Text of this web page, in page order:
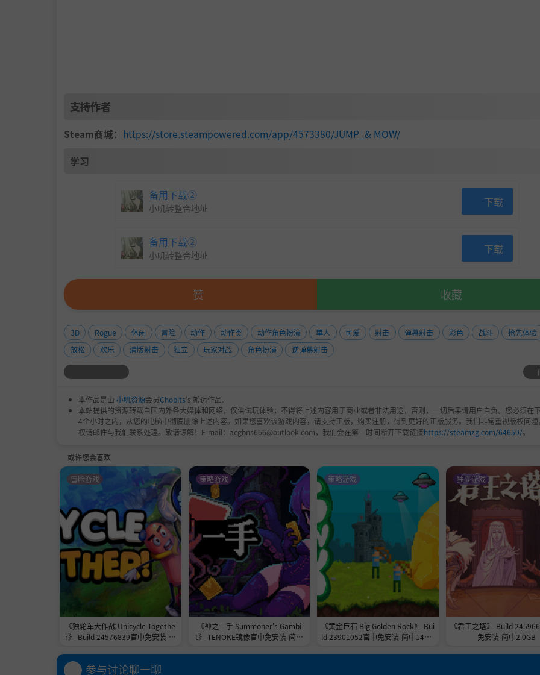
支持作者
Steam商城： https://store.steampowered.com/app/4573380/JUMP_& MOW/
学习
备用下载②
小叽转整合地址 下载
备用下载②
小叽转整合地址 下载
赞 收藏
3D Rogue 休闲 冒险 动作 动作类 动作角色扮演 单人 可爱 射击 弹幕射击 彩色 战斗
抢先体验
放松
欢乐 清版射击 独立 玩家对战 角色扮演 逆弹幕射击
本作品是由 小叽资源会员Chobits's 搬运作品.
本站提供的资源转载自国内外各大媒体和网络，仅供试玩体验；不得将上述内容用于商业或者非法用途，否则，一切后果请用户自负。您必须在
4个小时之内，从您的电脑中彻底删除上述内容。如果您喜欢该游戏内容，请支持正版，购买注册，得到更好的正版服务。我们非常重视版权问
权请邮件与我们联系处理。敬请谅解！E-mail：acgbns666@outlook.com，我们会在第一时间断开下载链接https://steamzg.com/64659/。
或许您会喜欢
《独轮车大作战 Unicycle Togethe
r》-Build 24576839官中免安装-简
冒险游戏
《神之一手 Summoner's Gambi
t》-TENOKE镜像官中免安装-简中
策略游戏
《黄金巨石 Big Golden Rock》-Bui
ld 23901052官中免安装-简中148.7
策略游戏
《君王之塔》-Build
免安装-简中2.0GB
独立游戏
参与讨论聊一聊